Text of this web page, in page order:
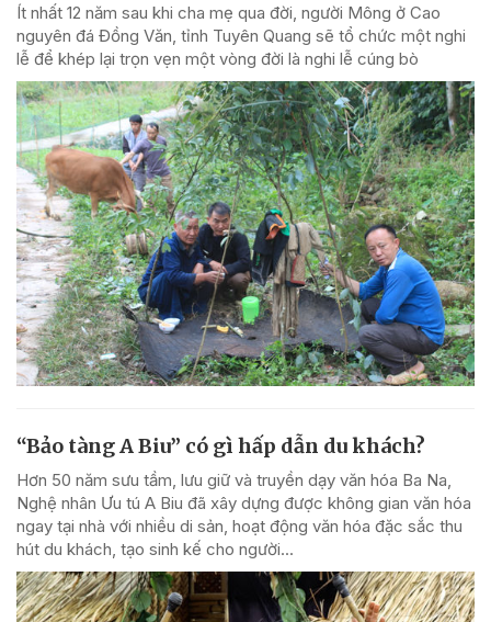
Ít nhất 12 năm sau khi cha mẹ qua đời, người Mông ở Cao
nguyên đá Đồng Văn, tỉnh Tuyên Quang sẽ tổ chức một nghi
lễ để khép lại trọn vẹn một vòng đời là nghi lễ cúng bò
“Bảo tàng A Biu” có gì hấp dẫn du khách?
Hơn 50 năm sưu tầm, lưu giữ và truyền dạy văn hóa Ba Na,
Nghệ nhân Ưu tú A Biu đã xây dựng được không gian văn hóa
ngay tại nhà với nhiều di sản, hoạt động văn hóa đặc sắc thu
hút du khách, tạo sinh kế cho người...